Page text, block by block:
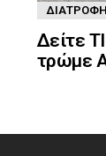
ΔΙΑΤΡΟΦΉ
Δείτε
τρώμε